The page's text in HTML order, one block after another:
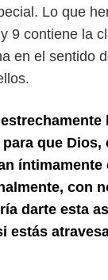
Lo que
9 contiene la
en el sentido
que Dios,
íntimamente
con
darte esta
estás